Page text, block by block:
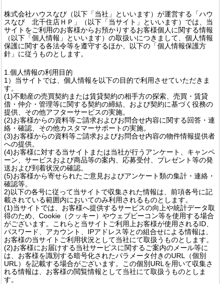
株式会社ハウスなび（以下「当社」といいます）が運営する「ハウ
スなび 北千住店ＨＰ」（以下「当サイト」といいます）では、当
サイトをご利用のお客様からお預かりするお客様個人に関する情報
（以下「個人情報」といいます）の取扱いにつきまして、個人情報
保護に関する各法令等を遵守するほか、以下の「個人情報保護方
針」に従うものとします。
1.個人情報の利用目的
1）当サイトでは、個人情報を以下の目的で利用させていただきま
す。
(1)不動産の売買契約または賃貸契約の相手方の探索、売買・賃貸
借・仲介・管理等に関する契約の締結、および契約に基づく役務の
提供、その他アフターサービスの実施。
(2)お客様からの資料等ご請求およびお問合せ内容に関する回答・連
絡・確認、その他カスタマーサポートの実施。
(3)お客様からの資料等ご請求およびお問合せ内容の物件情報提供者
への提供。
(4)お客様に対する当サイトまたは当社が行うアンケート、キャンペ
ーン、サービスおよび商品等の案内、応募受付、プレゼント等の発
送および到着状況の確認。
(5)お客様から寄せられたご意見およびアンケート類の集計・連絡・
確認等。
2)以下の各号に従って当サイトで収集された情報は、前項各号に記
載されている範囲内においてのみ利用されるものとします。
(1)当サイトでは、お客様へ提供するサービスの向上や統計データ取
得のため、Cookie（クッキー）やウェブビーコン等を使用する場合
がございます。これらと当サイトご利用上お客様が使用されるID、
パスワード、アカウント、IPアドレス等との組合せによる情報は、
お客様の当サイトご利用状況として当社にて取扱うものとします。
(2)お客様にお届けする当社サービスに関するご案内のメール等に
は、お客様を識別する暗号化されたパラメータ付きのURL（個別
URL）を記載する場合がございます。この個別URLを用いて収集さ
れる情報は、お客様の閲覧情報として当社にて取扱うものとしま
す。